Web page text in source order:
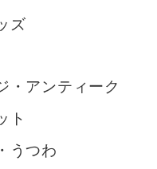
ズ
・アンティーク
ト
うつわ